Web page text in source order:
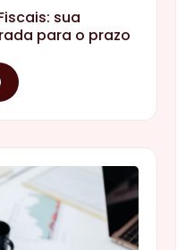
sua
para o prazo